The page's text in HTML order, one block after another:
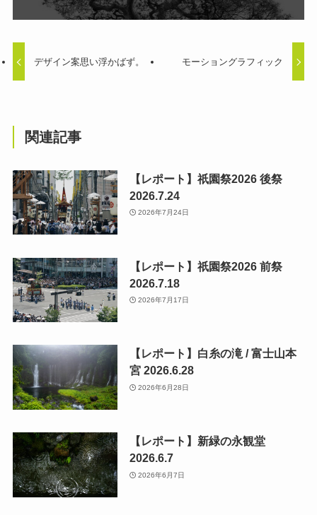
デザイン案思い浮かばず。 モーショングラフィック
関連記事
【レポート】祇園祭2026 後祭
2026.7.24
2026年7月24日
【レポート】祇園祭2026 前祭
2026.7.18
2026年7月17日
【レポート】白糸の滝 / 富士山本
宮 2026.6.28
2026年6月28日
【レポート】新緑の永観堂
2026.6.7
2026年6月7日